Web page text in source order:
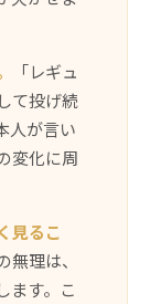
「レギュ
て投げ続
人が言い
変化に周
見るこ
理は、
ます。こ